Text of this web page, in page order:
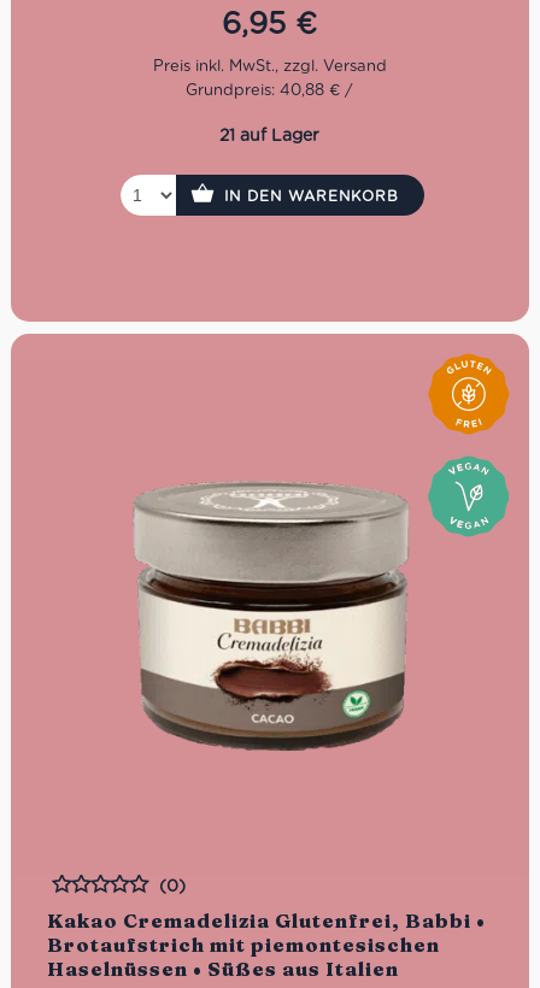
Brotaufstrichse sind in vielen fantastischen
Geschmacksrichtungen erhältlich: Kakao, Pistazie,
karamellisierte Feigen, Gianduia Suprema und Haselnuss
6,95 €
Grundpreis: 40,88 € /
21 auf Lager
IN DEN WARENKORB
Kakao Cremadelizia Glutenfrei, Babbi •
Brotaufstrich mit piemontesischen
Haselnüssen • Süßes aus Italien
Bewertet
(0)